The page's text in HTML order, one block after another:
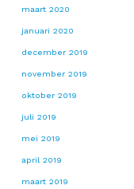
maart 2020
januari 2020
december 2019
november 2019
oktober 2019
juli 2019
mei 2019
april 2019
maart 2019